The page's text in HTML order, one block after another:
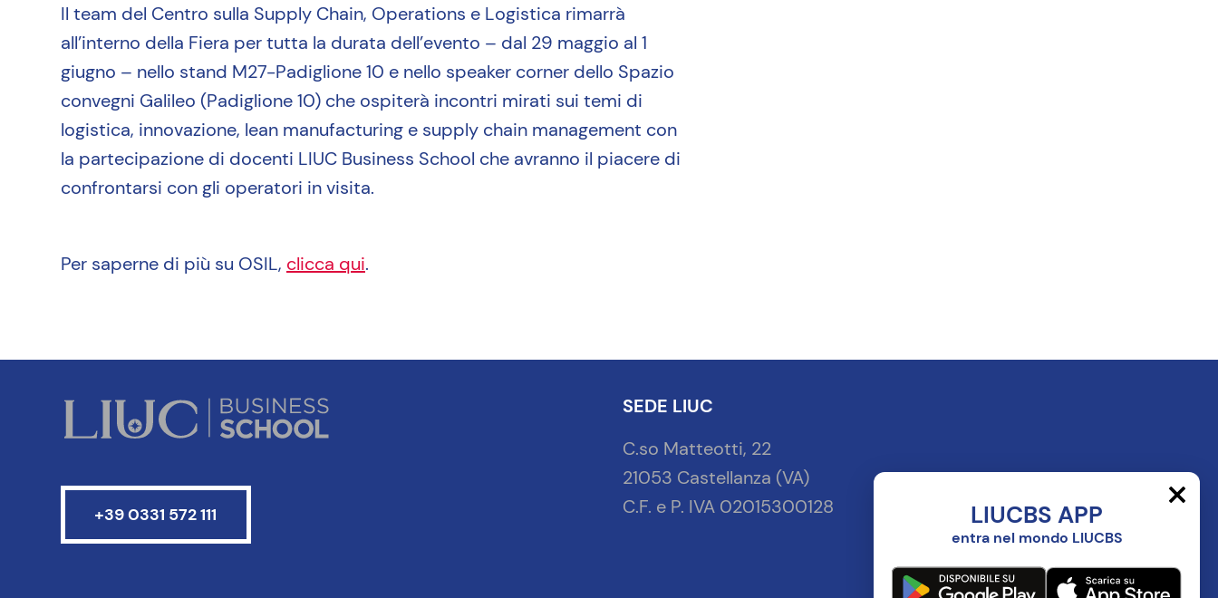
Il team del Centro sulla Supply Chain, Operations e Logistica rimarrà
all’interno della Fiera per tutta la durata dell’evento – dal 29 maggio al 1
giugno – nello stand M27-Padiglione 10 e nello speaker corner dello Spazio
convegni Galileo (Padiglione 10) che ospiterà incontri mirati sui temi di
logistica, innovazione, lean manufacturing e supply chain management con
la partecipazione di docenti LIUC Business School che avranno il piacere di
confrontarsi con gli operatori in visita.
Per saperne di più su OSIL, clicca qui.
+39 0331 572 111
SEDE LIUC
C.so Matteotti, 22
21053 Castellanza (VA)
C.F. e P. IVA 02015300128
LIUCBS APP
entra nel mondo LIUCBS